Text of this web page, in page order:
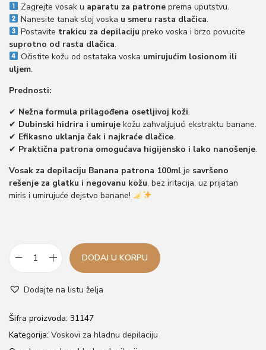
Zagrejte vosak u aparatu za patroneprema uputstvu.
Nanesite tanak sloj voska u smeru rasta dlačica.
Postavite trakicu za depilaciju preko voska i brzo povucite
suprotno od rasta dlačica.
Očistite kožu od ostataka voska umirujućim losionom ili
uljem.
Prednosti:
✔ Nežna formula prilagođena osetljivoj koži.
✔ Dubinski hidrira i umiruje kožu zahvaljujući ekstraktu banane.
✔ Efikasno uklanja čak i najkraće dlačice.
✔ Praktična patrona omogućava higijensko i lako nanošenje.
Vosak za depilaciju Banana patrona 100ml je savršeno
rešenje za glatku i negovanu kožu, bez iritacija, uz prijatan
miris i umirujuće dejstvo banane!
V
a
k
DODAJ U KORPU
Dodajte na listu želja
Šifra proizvoda: 31147
Kategorija: Voskovi za hladnu depilaciju